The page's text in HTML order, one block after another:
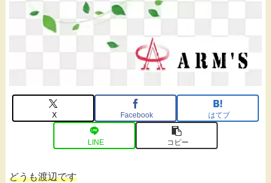
X Facebook はてブ
LINE コピー
どうも渡辺です